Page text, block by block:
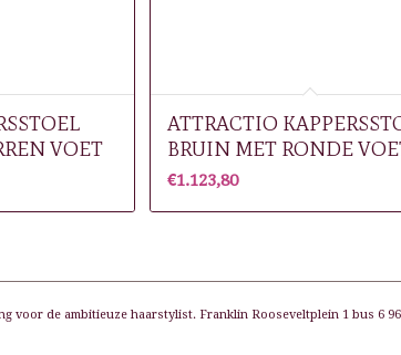
VOET
ATTRACTIO
BRUIN MET RONDE
€1.123,80
voor de ambitieuze haarstylist. Franklin Rooseveltplein 1 bus 6